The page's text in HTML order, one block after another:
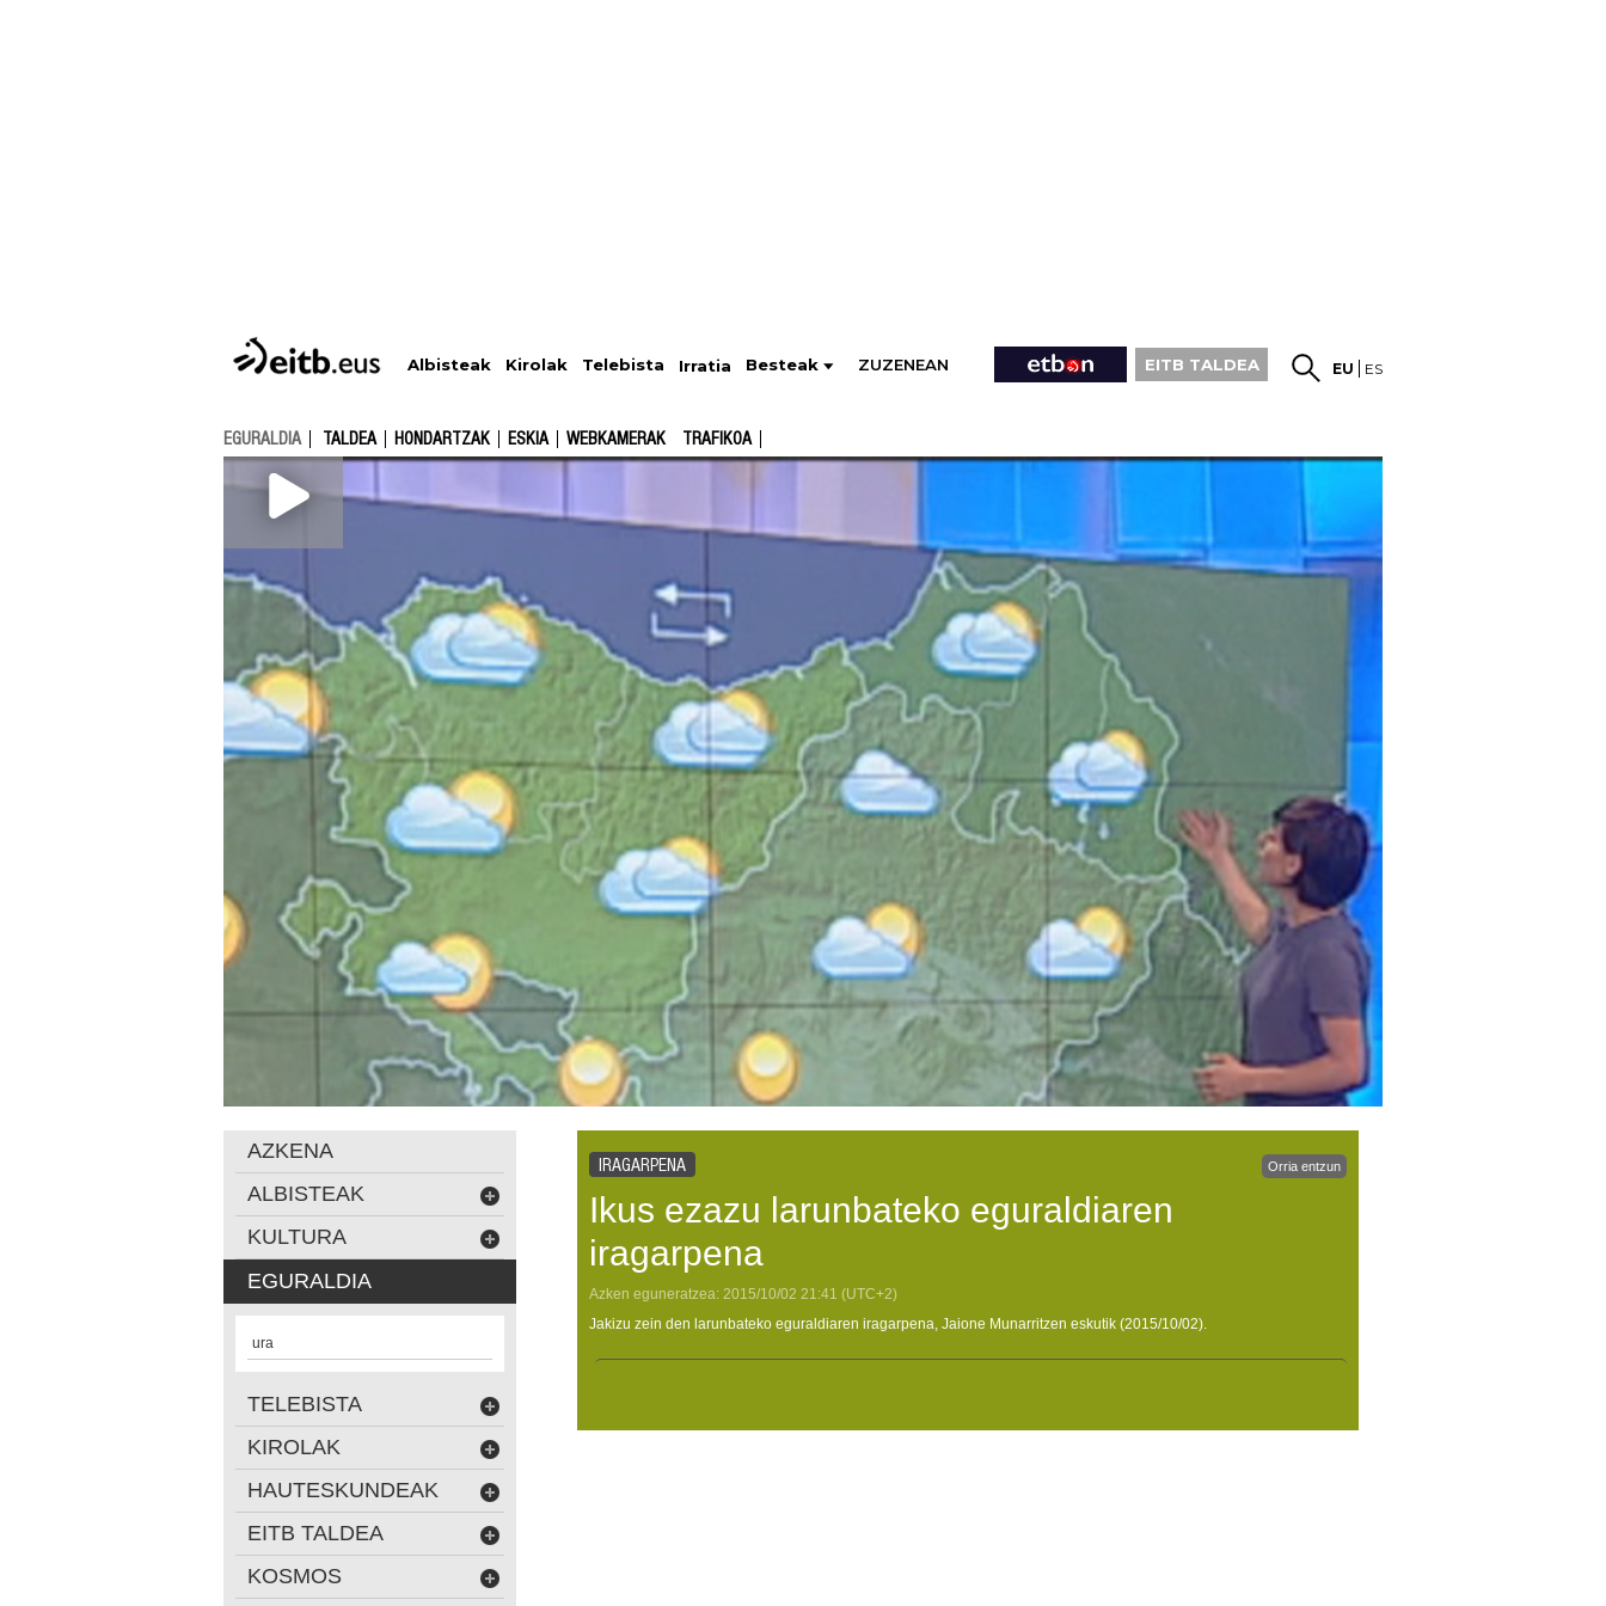
Albisteak Kirolak Telebista Irratia Besteak ZUZENEAN EITB TALDEA EU ES
EGURALDIA TALDEA HONDARTZAK ESKIA WEBKAMERAK TRAFIKOA
IRAGARPENA Orria entzun
Ikus ezazu larunbateko eguraldiaren
iragarpena
Azken eguneratzea: 2015/10/02 21:41 (UTC+2)
Jakizu zein den larunbateko eguraldiaren iragarpena, Jaione Munarritzen eskutik (2015/10/02).
AZKENA
ALBISTEAK
KULTURA
EGURALDIA
ura
TELEBISTA
KIROLAK
HAUTESKUNDEAK
EITB TALDEA
KOSMOS